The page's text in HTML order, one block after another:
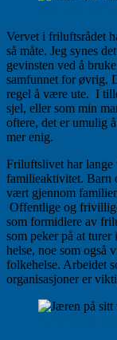
Vervet i friluftsrådet
så måte. Jeg synes
gevinsten ved å
samfunnet for øvrig.
regel å være ute. I
sjel, eller som min
oftere, det er umulig
mer enig.
Friluftslivet har
familieaktivitet. Barn
vært gjennom
Offentlige og
som formidlere av
som peker på at
helse, noe som også
folkehelse. Arbeidet
organisasjoner er